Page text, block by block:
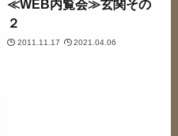
≪WEB内覧会≫玄関その
２
2011.11.17 2021.04.06